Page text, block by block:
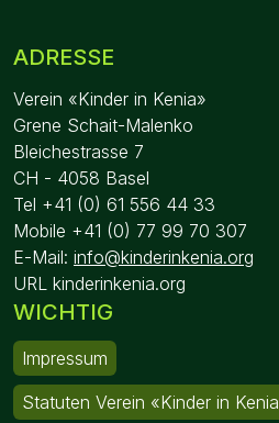
ADRESSE
Verein «Kinder in Kenia»
Grene Schait-Malenko
Bleichestrasse 7
CH - 4058 Basel
Tel +41 (0) 61 556 44 33
Mobile +41 (0) 77 99 70 307
E-Mail: info@kinderinkenia.org
URL kinderinkenia.org
WICHTIG
Impressum
Statuten Verein «Kinder in